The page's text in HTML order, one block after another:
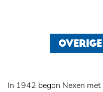
In 1942 begon Nexen